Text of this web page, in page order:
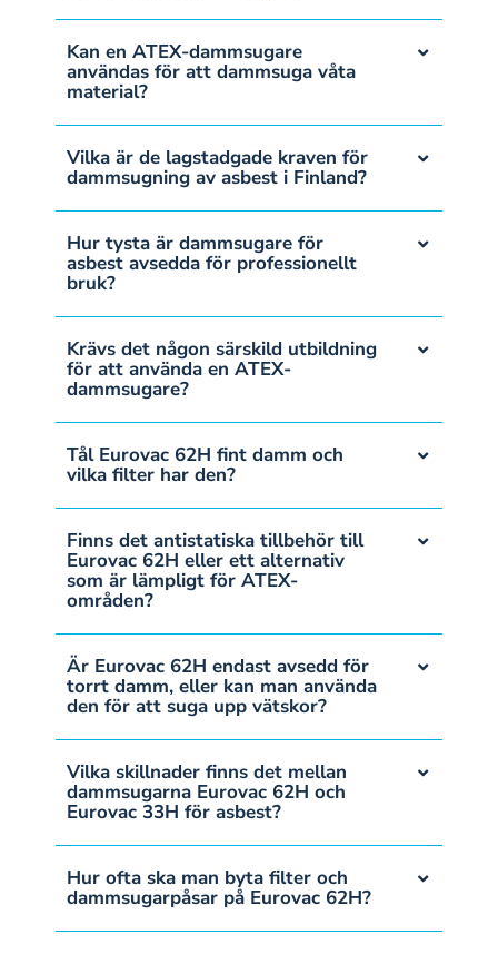
Kan en ATEX-dammsugare
användas för att dammsuga våta
material?
Vilka är de lagstadgade kraven för
dammsugning av asbest i Finland?
Hur tysta är dammsugare för
asbest avsedda för professionellt
bruk?
Krävs det någon särskild utbildning
för att använda en ATEX-
dammsugare?
Tål Eurovac 62H fint damm och
vilka filter har den?
Finns det antistatiska tillbehör till
Eurovac 62H eller ett alternativ
som är lämpligt för ATEX-
områden?
Är Eurovac 62H endast avsedd för
torrt damm, eller kan man använda
den för att suga upp vätskor?
Vilka skillnader finns det mellan
dammsugarna Eurovac 62H och
Eurovac 33H för asbest?
Hur ofta ska man byta filter och
dammsugarpåsar på Eurovac 62H?